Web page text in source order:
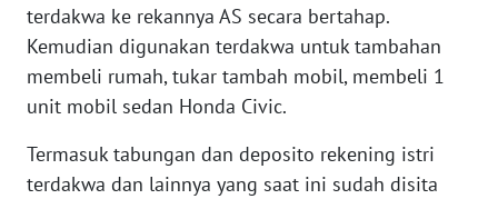
terdakwa ke rekannya AS secara bertahap.
Kemudian digunakan terdakwa untuk tambahan
membeli rumah, tukar tambah mobil, membeli 1
unit mobil sedan Honda Civic.
Termasuk tabungan dan deposito rekening istri
terdakwa dan lainnya yang saat ini sudah disita
WN
BANTEN
NTT